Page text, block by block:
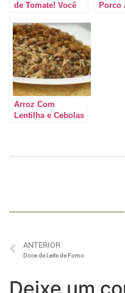
de Tomate! Você
fazer outra receita
de frango depois
de ver esse post!
Porco
Arroz Com
Lentilha e Cebolas
ANTERIOR
Doce de Leite de Forno